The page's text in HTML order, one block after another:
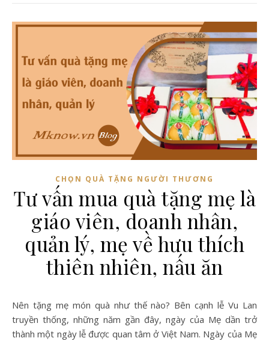
CHỌN QUÀ TẶNG NGƯỜI THƯƠNG
Tư vấn mua quà tặng mẹ là
giáo viên, doanh nhân,
quản lý, mẹ về hưu thích
thiên nhiên, nấu ăn
Nên tặng mẹ món quà như thế nào? Bên cạnh lễ Vu Lan
truyền thống, những năm gần đây, ngày của Mẹ dần trở
thành một ngày lễ được quan tâm ở Việt Nam. Ngày của Mẹ